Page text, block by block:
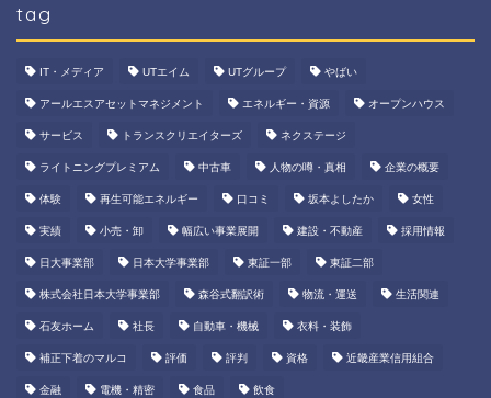
tag
IT・メディア UTエイム UTグループ やばい
アールエスアセットマネジメント エネルギー・資源 オープンハウス
サービス トランスクリエイターズ ネクステージ
ライトニングプレミアム 中古車 人物の噂・真相 企業の概要
体験 再生可能エネルギー 口コミ 坂本よしたか 女性
実績 小売・卸 幅広い事業展開 建設・不動産 採用情報
日大事業部 日本大学事業部 東証一部 東証二部
株式会社日本大学事業部 森谷式翻訳術 物流・運送 生活関連
石友ホーム 社長 自動車・機械 衣料・装飾
補正下着のマルコ 評価 評判 資格 近畿産業信用組合
金融 電機・精密 食品 飲食